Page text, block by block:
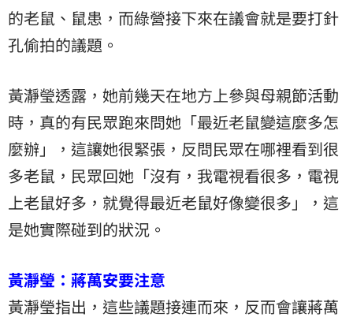
的老鼠、鼠患，而綠營接下來在議會就是要打針
孔偷拍的議題。
黃瀞瑩透露，她前幾天在地方上參與母親節活動
時，真的有民眾跑來問她「最近老鼠變這麼多怎
麼辦」，這讓她很緊張，反問民眾在哪裡看到很
多老鼠，民眾回她「沒有，我電視看很多，電視
上老鼠好多，就覺得最近老鼠好像變很多」，這
是她實際碰到的狀況。
黃瀞瑩：蔣萬安要注意
黃瀞瑩指出，這些議題接連而來，反而會讓蔣萬